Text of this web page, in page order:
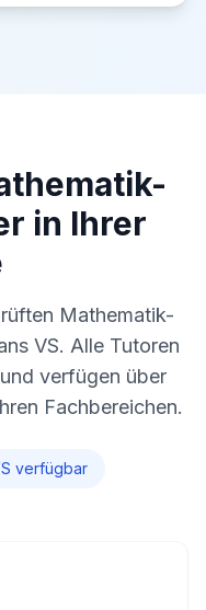
in Ihrer
Mathematik-
VS. Alle Tutoren
verfügen über
Fachbereichen.
verfügbar